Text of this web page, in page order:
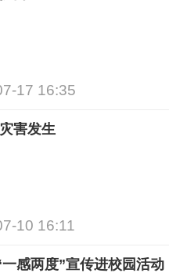
17 16:35
害发生
10 16:11
感两度”宣传进校园活动